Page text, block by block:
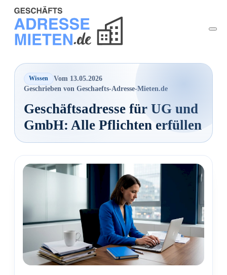
Wissen
Vom 13.05.2026
Geschrieben von Geschaefts-Adresse-Mieten.de
Geschäftsadresse für UG und
GmbH: Alle Pflichten erfüllen